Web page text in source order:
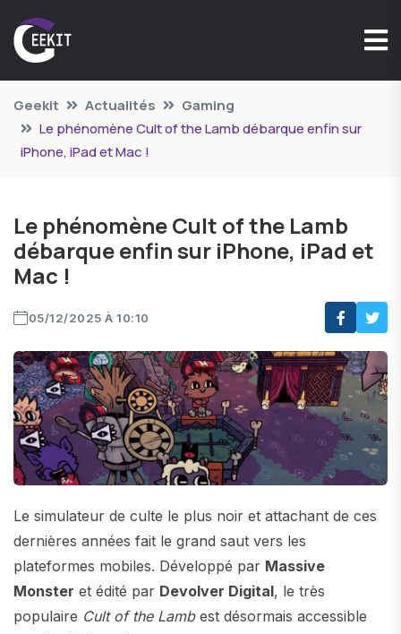
Geekit Actualités
Gaming
Le phénomène Cult of the Lamb débarque enfin sur
iPhone, iPad et Mac !
Le phénomène Cult of the Lamb
débarque enfin sur iPhone, iPad et
Mac !
05/12/2025 À 10:10
Le simulateur de culte le plus noir et attachant de ces
dernières années fait le grand saut vers les
plateformes mobiles. Développé par Massive
Monster et édité par Devolver Digital, le très
populaire Cult of the Lambest désormais accessible